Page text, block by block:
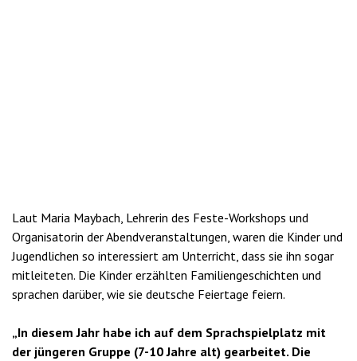
Laut Maria Maybach, Lehrerin des Feste-Workshops und
Organisatorin der Abendveranstaltungen, waren die Kinder und
Jugendlichen so interessiert am Unterricht, dass sie ihn sogar
mitleiteten. Die Kinder erzählten Familiengeschichten und
sprachen darüber, wie sie deutsche Feiertage feiern.
„In diesem Jahr habe ich auf dem Sprachspielplatz mit
der jüngeren Gruppe (7-10 Jahre alt) gearbeitet. Die